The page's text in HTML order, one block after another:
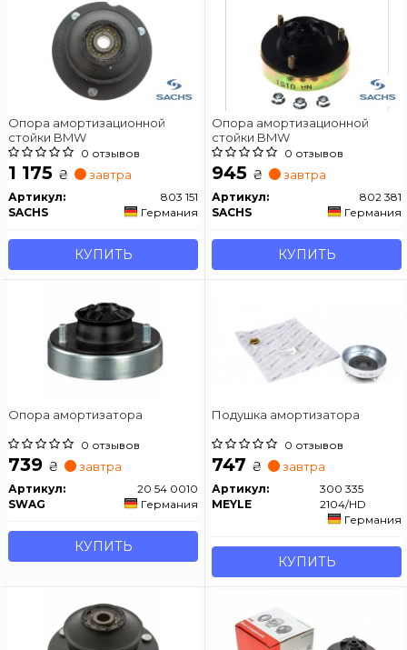
Опора амортизационной
стойки BMW
0 отзывов
1 175 ₴ завтра
Артикул:
803 151
SACHS
Германия
КУПИТЬ
Опора амортизационной
стойки BMW
0 отзывов
945 ₴ завтра
Артикул:
802 381
SACHS
Германия
КУПИТЬ
Опора амортизатора
0 отзывов
739 ₴ завтра
Артикул:
20 54 0010
SWAG
Германия
КУПИТЬ
Подушка амортизатора
0 отзывов
747 ₴ завтра
Артикул:
300 335
2104/HD
MEYLE
Германия
КУПИТЬ